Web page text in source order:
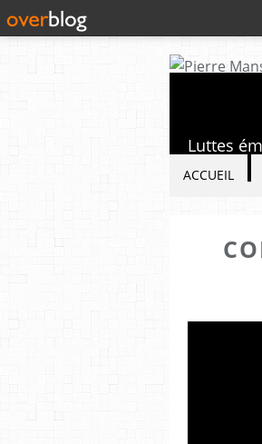
ACCUEIL